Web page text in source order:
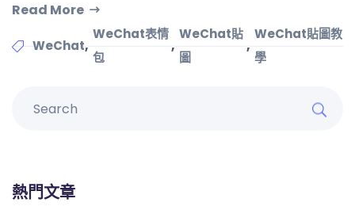
Read More
WeChat,
WeChat表情
包
,
WeChat貼
圖
,
WeChat貼圖教
學
熱門文章